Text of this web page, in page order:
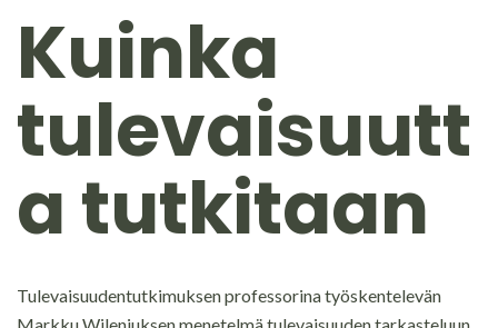
Kuinka
tulevaisuutt
a tutkitaan
Tulevaisuudentutkimuksen professorina työskentelevän